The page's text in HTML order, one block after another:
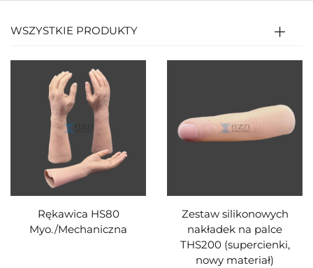
WSZYSTKIE PRODUKTY
Rękawica HS80
Myo./Mechaniczna
Zestaw silikonowych
nakładek na palce
THS200 (supercienki,
nowy materiał)